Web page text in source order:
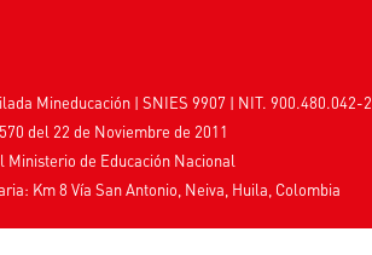
Mineducación | SNIES 9907 | NIT. 900.480.042-2
del 22 de Noviembre de 2011
Ministerio de Educación Nacional
Km 8 Vía San Antonio, Neiva, Huila, Colombia